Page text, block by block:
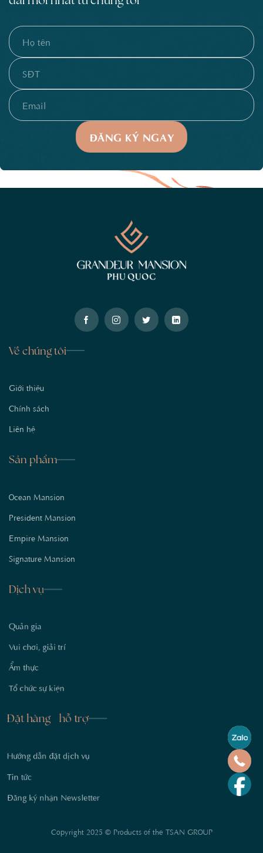
Về chúng tôi
Giới thiệu
Chính sách
Liên hệ
Sản phẩm
Ocean Mansion
President Mansion
Empire Mansion
Signature Mansion
Dịch vụ
Quản gia
Vui chơi, giải trí
Ẩm thực
Tổ chức sự kiện
Đặt hàng - hỗ trợ
Hướng dẫn đặt dịch vụ
Tin tức
Đăng ký nhận Newsletter
Copyright 2025 © Products of the TSAN GROUP